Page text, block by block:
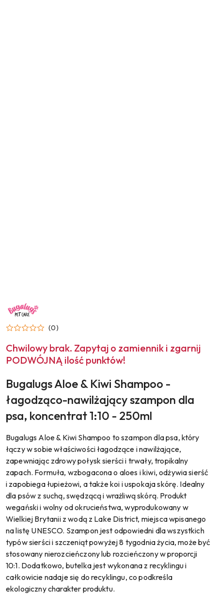
NAZWA
PRODUCENTA:
BUGALUGS
(0)
Chwilowy brak. Zapytaj o zamiennik i zgarnij
PODWÓJNĄ ilość punktów!
Bugalugs Aloe & Kiwi Shampoo -
łagodząco-nawilżający szampon dla
psa, koncentrat 1:10 - 250ml
Bugalugs Aloe & Kiwi Shampoo to szampon dla psa, który
łączy w sobie właściwości łagodzące i nawilżające,
zapewniając zdrowy połysk sierści i trwały, tropikalny
zapach. Formuła, wzbogacona o aloes i kiwi, odżywia sierść
i zapobiega łupieżowi, a także koi i uspokaja skórę. Idealny
dla psów z suchą, swędzącą i wrażliwą skórą. Produkt
wegański i wolny od okrucieństwa, wyprodukowany w
Wielkiej Brytanii z wodą z Lake District, miejsca wpisanego
na listę UNESCO. Szampon jest odpowiedni dla wszystkich
typów sierści i szczeniąt powyżej 8 tygodnia życia, może być
stosowany nierozcieńczony lub rozcieńczony w proporcji
10:1. Dodatkowo, butelka jest wykonana z recyklingu i
całkowicie nadaje się do recyklingu, co podkreśla
ekologiczny charakter produktu.